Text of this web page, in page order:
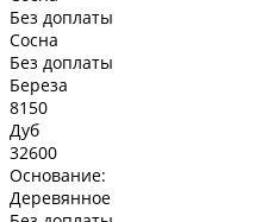
Без доплаты
Сосна
Без доплаты
Береза
8150
Дуб
32600
Основание:
Деревянное